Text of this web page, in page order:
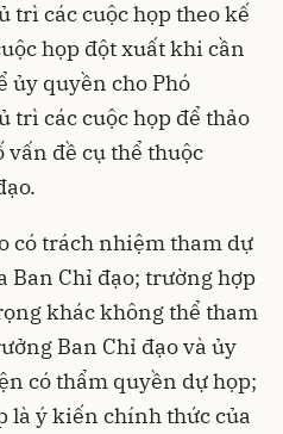
trì các cuộc họp theo kế
họp đột xuất khi cần
ủy quyền cho Phó
trì các cuộc họp để thảo
đề cụ thể thuộc
có trách nhiệm tham dự
Ban Chỉ đạo; trường hợp
khác không thể tham
Ban Chỉ đạo và ủy
có thẩm quyền dự họp;
là ý kiến chính thức của